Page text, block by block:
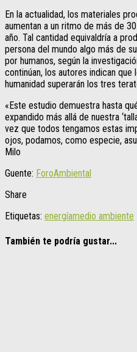
En la actualidad, los materiales
aumentan a un ritmo de más de
año. Tal cantidad equivaldría a
persona del mundo algo más de
por humanos, según la
continúan, los autores indican
humanidad superarán los tres
«Este estudio demuestra hasta
expandido más allá de nuestra
vez que todos tengamos estas
ojos, podamos, como especie,
Milo
Guente: ForoAmbiental
Share
Etiquetas: energíamedio ambiente
También te podría gustar...